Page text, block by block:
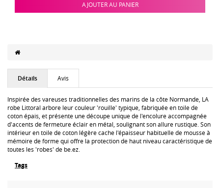
AJOUTER AU PANIER
Détails Avis
Inspirée des vareuses traditionnelles des marins de la côte Normande, LA
robe Littoral arbore leur couleur 'rouille' typique, fabriquée en toile de
coton épais, et présente une découpe unique de l'encolure accompagnée
d'accents de fermeture éclair en métal, soulignant son allure rustique. Son
intérieur en toile de coton légère cache l'épaisseur habituelle de mousse à
mémoire de forme qui offre la protection de haut niveau caractéristique de
toutes les 'robes' de be.ez.
Tags